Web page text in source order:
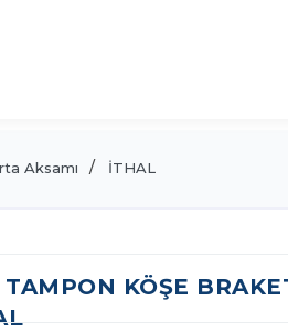
Aksamı İTHAL
KÖŞE